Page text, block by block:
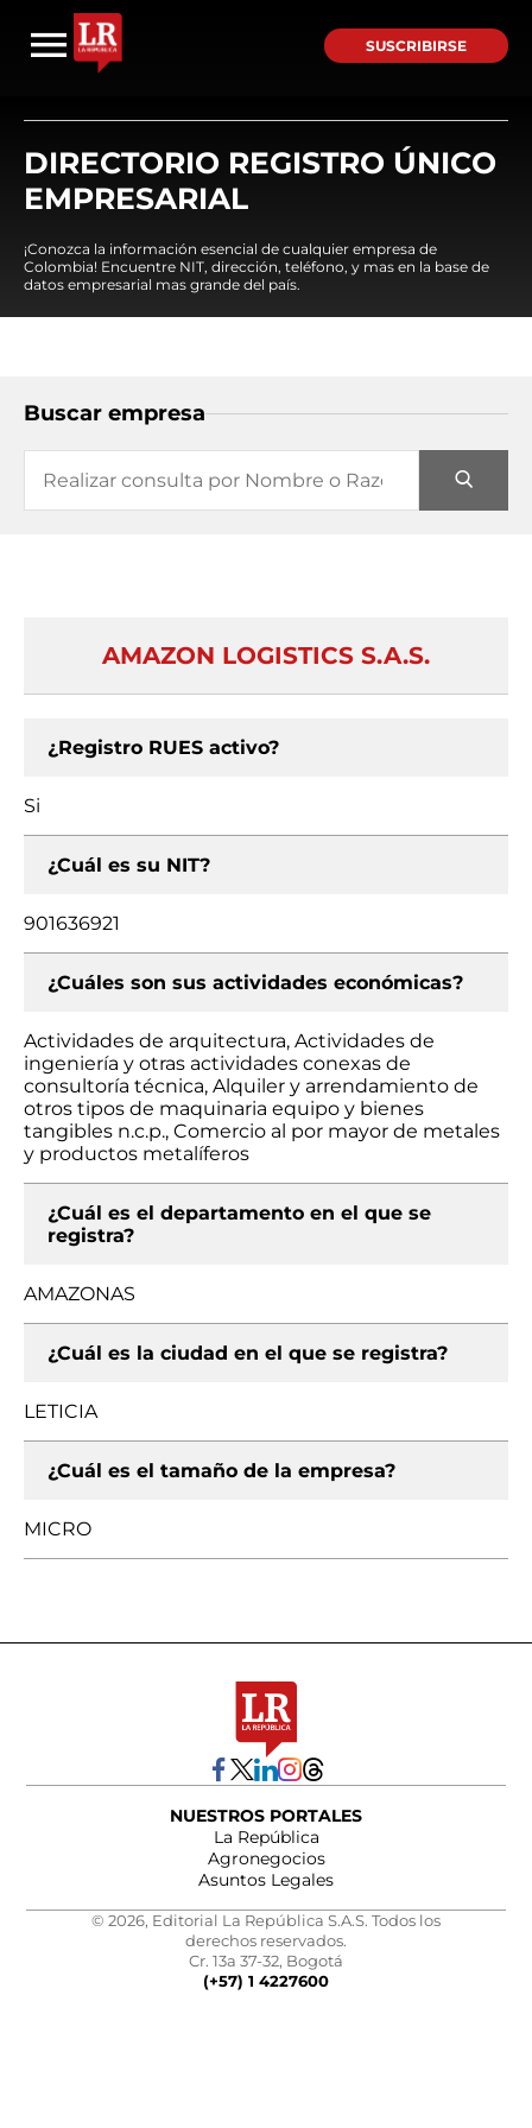
SUSCRIBIRSE
DIRECTORIO REGISTRO ÚNICO
EMPRESARIAL
¡Conozca la información esencial de cualquier empresa de
Colombia! Encuentre NIT, dirección, teléfono, y mas en la base de
datos empresarial mas grande del país.
Buscar empresa
AMAZON LOGISTICS S.A.S.
¿Registro RUES activo?
Si
¿Cuál es su NIT?
901636921
¿Cuáles son sus actividades económicas?
Actividades de arquitectura, Actividades de
ingeniería y otras actividades conexas de
consultoría técnica, Alquiler y arrendamiento de
otros tipos de maquinaria equipo y bienes
tangibles n.c.p., Comercio al por mayor de metales
y productos metalíferos
¿Cuál es el departamento en el que se
registra?
AMAZONAS
¿Cuál es la ciudad en el que se registra?
LETICIA
¿Cuál es el tamaño de la empresa?
MICRO
NUESTROS PORTALES
La República
Agronegocios
Asuntos Legales
© 2026, Editorial La República S.A.S. Todos los
derechos reservados.
Cr. 13a 37-32, Bogotá
(+57) 1 4227600